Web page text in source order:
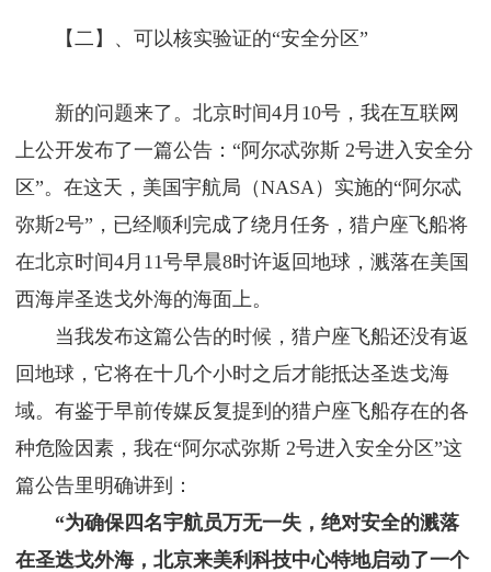
【二】、可以核实验证的“安全分区”
新的问题来了。北京时间4月10号，我在互联网
上公开发布了一篇公告：“阿尔忒弥斯 2号进入安全分
区”。在这天，美国宇航局（NASA）实施的“阿尔忒
弥斯2号”，已经顺利完成了绕月任务，猎户座飞船将
在北京时间4月11号早晨8时许返回地球，溅落在美国
西海岸圣迭戈外海的海面上。
当我发布这篇公告的时候，猎户座飞船还没有返
回地球，它将在十几个小时之后才能抵达圣迭戈海
域。有鉴于早前传媒反复提到的猎户座飞船存在的各
种危险因素，我在“阿尔忒弥斯 2号进入安全分区”这
篇公告里明确讲到：
“为确保四名宇航员万无一失，绝对安全的溅落
在圣迭戈外海，北京来美利科技中心特地启动了一个